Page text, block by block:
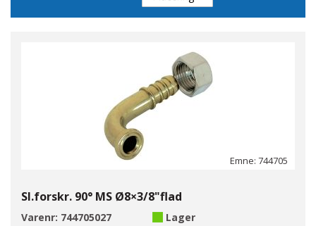
Emne: 744705
Sl.forskr. 90° MS Ø8×3/8"flad
Varenr: 744705027
Lager